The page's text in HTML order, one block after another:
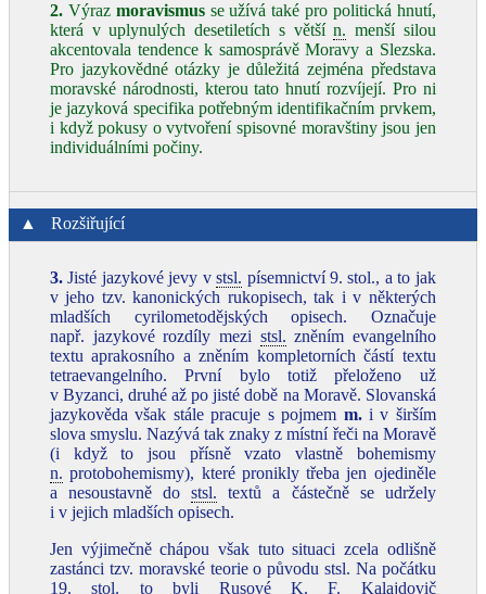
2. Výraz moravismusse užívá také pro politická hnutí,
která v uplynulých desetiletích s většín. menší silou
akcentovala tendence k samosprávě Moravy a Slezska.
Pro jazykovědné otázky je důležitá zejména představa
moravské národnosti, kterou tato hnutí rozvíjejí. Pro ni
je jazyková specifika potřebným identifikačním prvkem,
i když pokusy o vytvoření spisovné moravštiny jsou jen
individuálními počiny.
▲ Rozšiřující
3. Jisté jazykové jevy vstsl. písemnictví 9. stol., a to jak
v jeho tzv. kanonických rukopisech, tak i v některých
mladších cyrilometodějských opisech. Označuje
např. jazykové rozdíly mezi stsl. zněním evangelního
textu aprakosního a zněním kompletorních částí textu
tetraevangelního. První bylo totiž přeloženo už
v Byzanci, druhé až po jisté době na Moravě. Slovanská
jazykověda však stále pracuje s pojmem m.i v širším
slova smyslu. Nazývá tak znaky z místní řeči na Moravě
(i když to jsou přísně vzato vlastně bohemismy
n. protobohemismy), které pronikly třeba jen ojediněle
a nesoustavně dostsl. textů a částečně se udržely
i v jejich mladších opisech.
Jen výjimečně chápou však tuto situaci zcela odlišně
zastánci tzv. moravské teorie o původu stsl. Na počátku
19. stol. to byli Rusové K. F. Kalajdovič